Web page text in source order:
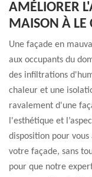
AMÉLIORER
MAISON À LE
Une façade en
aux occupants du
des infiltrations
chaleur et une
ravalement d'une
l'esthétique et
disposition pour
votre façade, sans
pour que notre